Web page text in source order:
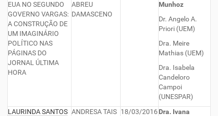
EUA NO SEGUNDO
GOVERNO VARGAS:
A CONSTRUÇÃO DE
UM IMAGINÁRIO
POLÍTICO NAS
PÁGINAS DO
JORNAL ÚLTIMA
HORA
ABREU
DAMASCENO
Munhoz
Dr. Angelo A.
Priori (UEM)
Dra. Meire
Mathias (UEM)
Dra. Isabela
Candeloro
Campoi
(UNESPAR)
LAURINDA SANTOS ANDRESA TAIS 18/03/2016 Dra. Ivana